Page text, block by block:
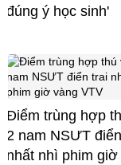
đúng ý học sinh'
Điểm trùng hợp
2 nam NSƯT
nhất nhì phim giờ